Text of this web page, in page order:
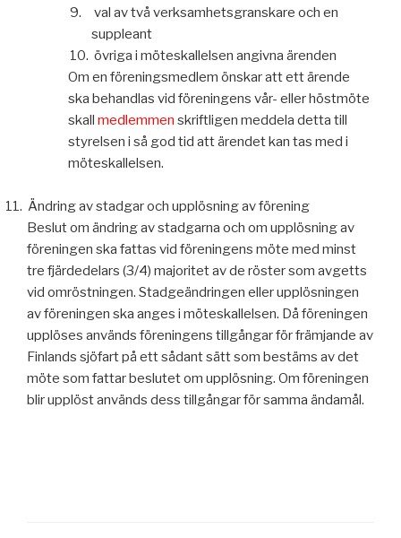
9.
val av två verksamhetsgranskare och en
suppleant
10. övriga i möteskallelsen angivna ärenden
Om en föreningsmedlem önskar att ett ärende
ska behandlas vid föreningens vår- eller höstmöte
skallmedlemmen skriftligen meddela detta till
styrelsen i så god tid att ärendet kan tas med i
möteskallelsen.
11. Ändring av stadgar och upplösning av förening
Beslut om ändring av stadgarna och om upplösning av
föreningen ska fattas vid föreningens möte med minst
tre fjärdedelars (3/4) majoritet av de röster som avgetts
vid omröstningen. Stadgeändringen eller upplösningen
av föreningen ska anges i möteskallelsen. Då föreningen
upplöses används föreningens tillgångar för främjande av
Finlands sjöfart på ett sådant sätt som bestäms av det
möte som fattar beslutet om upplösning. Om föreningen
blir upplöst används dess tillgångar för samma ändamål.